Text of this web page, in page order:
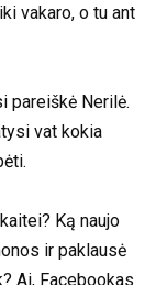
vakaro, o tu ant
pareiškė Nerilė.
vat kokia
Ką naujo
ir paklausė
Ai, Facebookas